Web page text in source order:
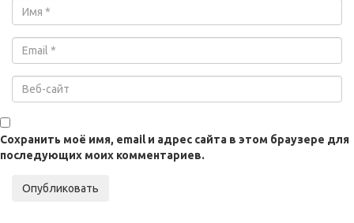
Сохранить моё имя, email и адрес сайта в этом браузере для
последующих моих комментариев.
Опубликовать